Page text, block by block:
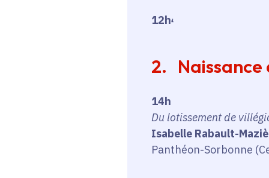
12h45-14h
2. Naissance
14h
Du lotissement de
Isabelle Rabault-
Panthéon-Sorbonne